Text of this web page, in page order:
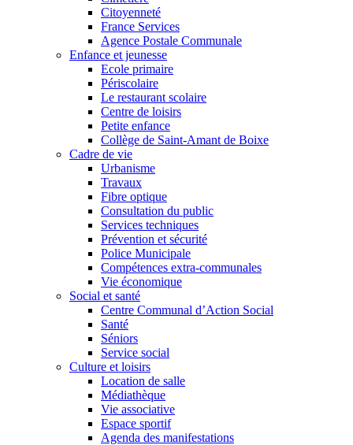
Citoyenneté
France Services
Agence Postale Communale
Enfance et jeunesse
Ecole primaire
Périscolaire
Le restaurant scolaire
Centre de loisirs
Petite enfance
Collège de Saint-Amant de Boixe
Cadre de vie
Urbanisme
Travaux
Fibre optique
Consultation du public
Services techniques
Prévention et sécurité
Police Municipale
Compétences extra-communales
Vie économique
Social et santé
Centre Communal d’Action Social
Santé
Séniors
Service social
Culture et loisirs
Location de salle
Médiathèque
Vie associative
Espace sportif
Agenda des manifestations